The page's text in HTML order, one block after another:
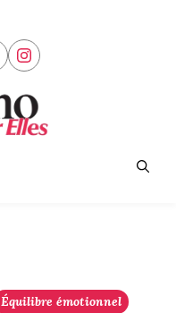
Équilibre émotionnel